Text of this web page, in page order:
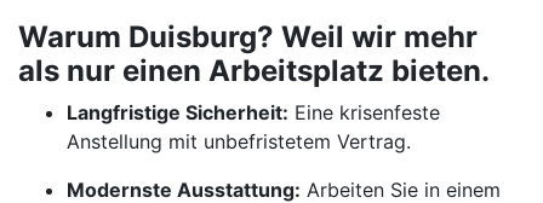
Warum Duisburg? Weil wir mehr
als nur einen Arbeitsplatz bieten.
Langfristige Sicherheit: Eine krisenfeste
Anstellung mit unbefristetem Vertrag.
Modernste Ausstattung: Arbeiten Sie in einem